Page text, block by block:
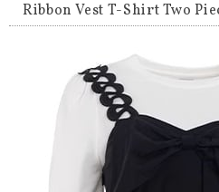
Ribbon Vest T-Shirt